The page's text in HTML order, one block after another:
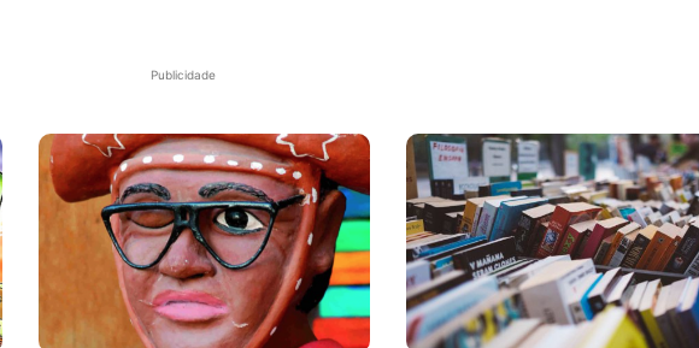
Publicidade